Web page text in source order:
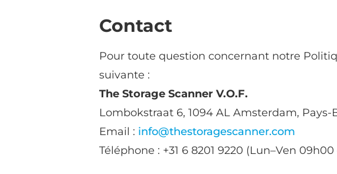
Contact
Pour toute question concernant notre
suivante :
The Storage Scanner V.O.F.
Lombokstraat 6, 1094 AL Amsterdam, Pays-
Email : info@thestoragescanner.com
Téléphone : +31 6 8201 9220 (Lun–Ven 09h00